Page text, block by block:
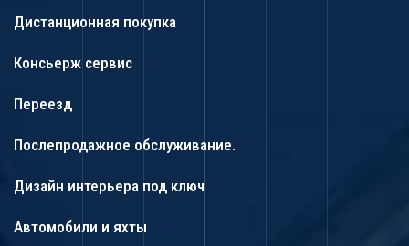
Дистанционная покупка
Консьерж сервис
Переезд
Послепродажное обслуживание.
Дизайн интерьера под ключ
Автомобили и яхты